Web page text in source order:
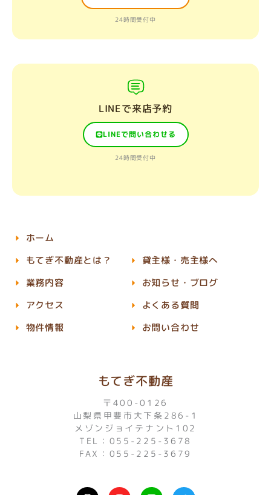
24時間受付中
LINEで来店予約
LINEで問い合わせる
24時間受付中
もてぎ不動産
〒400-0126
山梨県甲斐市大下条286-1
メゾンジョイテナント102
TEL：055-225-3678
FAX：055-225-3679
I L T
ホーム
もてぎ不動産とは？
業務内容
アクセス
物件情報
貸主様・売主様へ
お知らせ・ブログ
よくある質問
お問い合わせ